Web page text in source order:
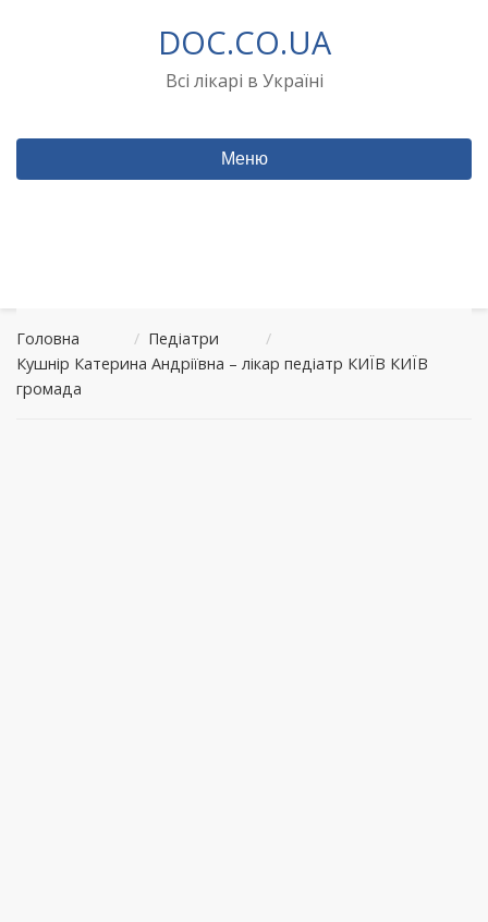
DOC.CO.UA
Всі лікарі в Україні
Меню
Головна / Педіатри
/
Кушнір Катерина Андріївна – лікар педіатр КИЇВ КИЇВ
громада